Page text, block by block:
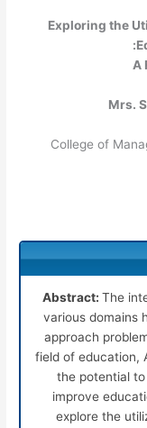
Exploring the
A
Mrs.
College of
Abstract: The
various domains
approach
field of education,
the potential
improve
explore the